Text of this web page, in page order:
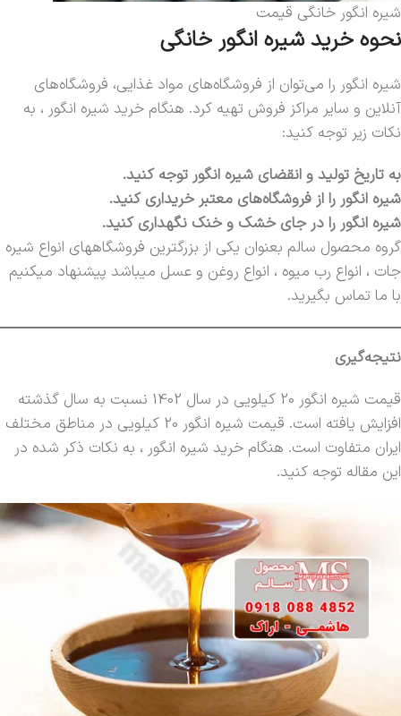
شیره انگور خانگی قیمت
نحوه خرید شیره انگور خانگی
شیره انگور را می‌توان از فروشگاه‌های مواد غذایی، فروشگاه‌های
آنلاین و سایر مراکز فروش تهیه کرد. هنگام خرید شیره انگور ، به
نکات زیر توجه کنید:
به تاریخ تولید و انقضای شیره انگور توجه کنید.
شیره انگور را از فروشگاه‌های معتبر خریداری کنید.
شیره انگور را در جای خشک و خنک نگهداری کنید.
گروه محصول سالم بعنوان یکی از بزرگترین فروشگاههای انواع شیره
جات ، انواع رب میوه ، انواع روغن و عسل میباشد پیشنهاد میکنیم
با ما تماس بگیرید.
نتیجه‌گیری
قیمت شیره انگور 20 کیلویی در سال 1402 نسبت به سال گذشته
افزایش یافته است. قیمت شیره انگور 20 کیلویی در مناطق مختلف
ایران متفاوت است. هنگام خرید شیره انگور ، به نکات ذکر شده در
این مقاله توجه کنید.